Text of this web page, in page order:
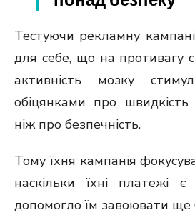
Тестуючи рекламну
для себе, що на противагу
активність мозку
обіцянками про швидкість
ніж про безпечність.
Тому їхня кампанія
наскільки їхні платежі
допомогло їм завоювати ще